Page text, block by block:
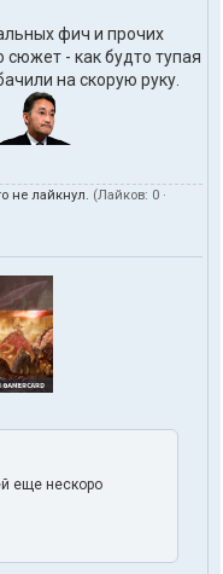
фич и прочих
- как будто тупая
на скорую руку.
не лайкнул. (Лайков: 0 ·
еще нескоро